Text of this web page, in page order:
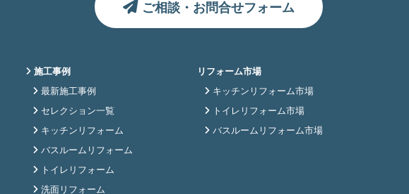
ご相談・お問合せフォーム
施工事例
最新施工事例
セレクション一覧
キッチンリフォーム
バスルームリフォーム
トイレリフォーム
洗面リフォーム
リフォーム市場
キッチンリフォーム市場
トイレリフォーム市場
バスルームリフォーム市場